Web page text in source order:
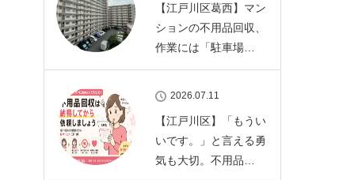
【江戸川区葛西】マン
ションの不用品回収、
作業には「駐車場…
2026.07.11
【江戸川区】「もうい
いです。」と言える勇
気も大切。不用品…